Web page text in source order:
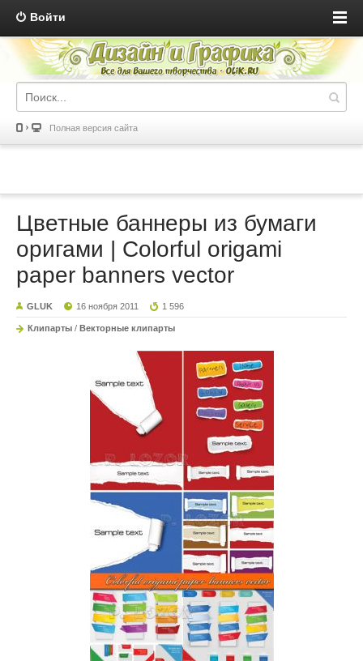
Войти
Полная версия сайта
Цветные баннеры из бумаги
оригами | Colorful origami
paper banners vector
GLUK 16 ноября 2011 1 596
Клипарты / Векторные клипарты